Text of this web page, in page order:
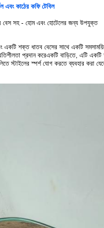
এবং কাঠের কফি টেবিল
বেস সহ - হোম এবং হোটেলের জন্য উপযুক্ত
একটি শক্ত ধাতব বেসের সাথে একটি
প্রদান করেএকটি বাড়িতে, এটি
স্টাইলের স্পর্শ যোগ করতে ব্যবহার করা